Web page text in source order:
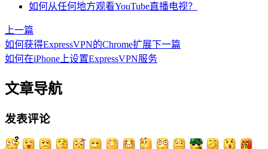
如何从任何地方观看YouTube直播电视？
上一篇
如何获得ExpressVPN的Chrome扩展下一篇
如何在iPhone上设置ExpressVPN服务
文章导航
发表评论